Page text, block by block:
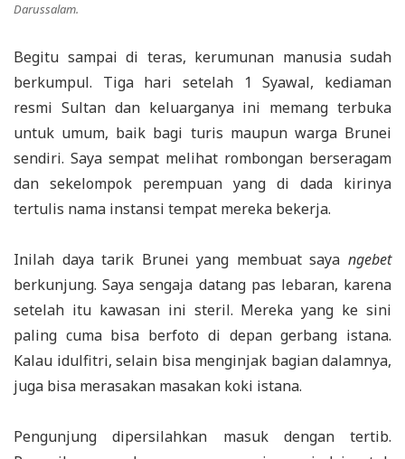
Darussalam.
Begitu sampai di teras, kerumunan manusia sudah
berkumpul. Tiga hari setelah 1 Syawal, kediaman
resmi Sultan dan keluarganya ini memang terbuka
untuk umum, baik bagi turis maupun warga Brunei
sendiri. Saya sempat melihat rombongan berseragam
dan sekelompok perempuan yang di dada kirinya
tertulis nama instansi tempat mereka bekerja.
Inilah daya tarik Brunei yang membuat saya ngebet
berkunjung. Saya sengaja datang pas lebaran, karena
setelah itu kawasan ini steril. Mereka yang ke sini
paling cuma bisa berfoto di depan gerbang istana.
Kalau idulfitri, selain bisa menginjak bagian dalamnya,
juga bisa merasakan masakan koki istana.
Pengunjung dipersilahkan masuk dengan tertib.